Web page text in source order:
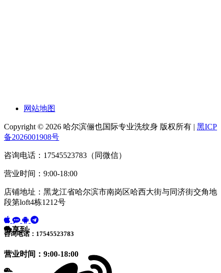
网站地图
Copyright © 2026 哈尔滨俪也国际专业洗纹身 版权所有 | 黑ICP
备2026001908号
咨询电话：17545523783（同微信）
营业时间：9:00-18:00
店铺地址：黑龙江省哈尔滨市南岗区哈西大街与同济街交角地
段第loft4栋1212号
咨询电话：17545523783
营业时间：9:00-18:00
分享到: